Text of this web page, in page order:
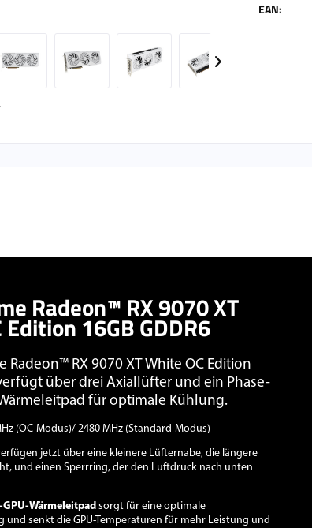
EAN:
Radeon™ RX 9070 XT
16GB GDDR6
Radeon™ RX 9070 XT White OC Edition
über drei Axiallüfter und ein Phase-
für optimale Kühlung.
(OC-Modus)/ 2480 MHz (Standard-Modus)
jetzt über eine kleinere Lüfternabe, die längere
und einen Sperrring, der den Luftdruck nach unten
GPU-Wärmeleitpad sorgt für eine optimale
und senkt die GPU-Temperaturen für mehr Leistung und